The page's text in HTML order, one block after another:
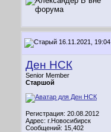
16.11.2021, 19:04
Ден НСК
Senior Member
Старшой
Регистрация: 20.08.2012
Адрес: г.Новосибирск
Сообщений: 15,402